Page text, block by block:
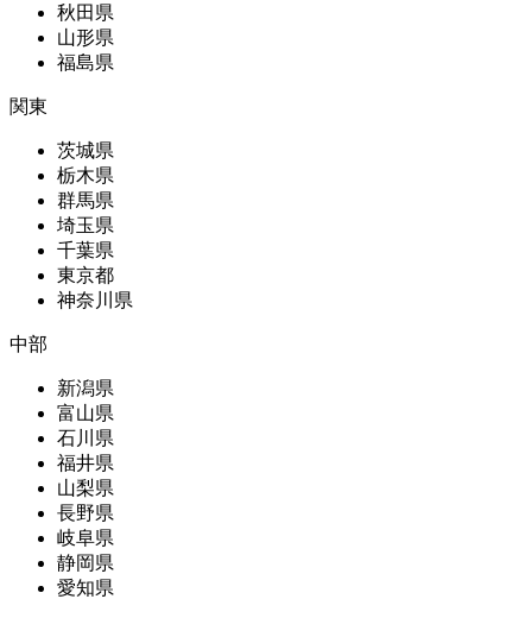
秋田県
山形県
福島県
関東
茨城県
栃木県
群馬県
埼玉県
千葉県
東京都
神奈川県
中部
新潟県
富山県
石川県
福井県
山梨県
長野県
岐阜県
静岡県
愛知県